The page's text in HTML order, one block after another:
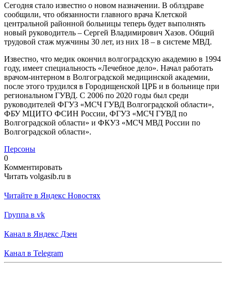
Сегодня стало известно о новом назначении. В облздраве
сообщили, что обязанности главного врача Клетской
центральной районной больницы теперь будет выполнять
новый руководитель – Сергей Владимирович Хазов. Общий
трудовой стаж мужчины 30 лет, из них 18 – в системе МВД.
Известно, что медик окончил волгоградскую академию в 1994
году, имеет специальность «Лечебное дело». Начал работать
врачом-интерном в Волгоградской медицинской академии,
после этого трудился в Городищенской ЦРБ и в больнице при
региональном ГУВД. С 2006 по 2020 годы был среди
руководителей ФГУЗ «МСЧ ГУВД Волгоградской области»,
ФБУ МЦИТО ФСИН России, ФГУЗ «МСЧ ГУВД по
Волгоградской области» и ФКУЗ «МСЧ МВД России по
Волгоградской области».
Персоны
0
Комментировать
Читать volgasib.ru в
Читайте в Яндекс Новостях
Группа в vk
Канал в Яндекс Дзен
Канал в Telegram